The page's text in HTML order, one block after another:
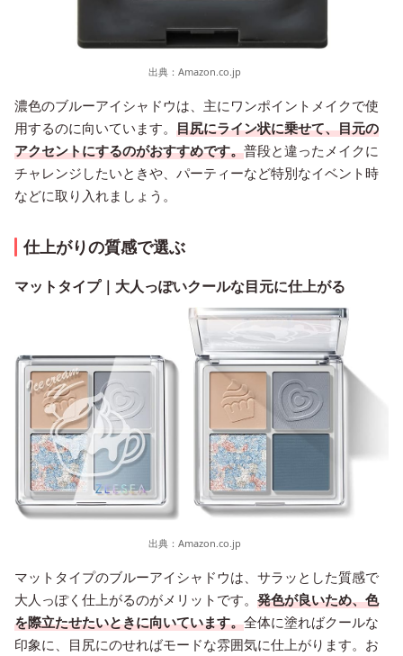
出典： Amazon.co.jp
濃色のブルーアイシャドウは、主にワンポイントメイクで使
用するのに向いています。 目尻にライン状に乗せて、目元の
アクセントにするのがおすすめです。普段と違ったメイクに
チャレンジしたいときや、パーティーなど特別なイベント時
などに取り入れましょう。
仕上がりの質感で選ぶ
マットタイプ｜大人っぽいクールな目元に仕上がる
出典： Amazon.co.jp
マットタイプのブルーアイシャドウは、サラッとした質感で
大人っぽく仕上がるのがメリットです。 発色が良いため、色
を際立たせたいときに向いています。全体に塗ればクールな
印象に、目尻にのせればモードな雰囲気に仕上がります。お